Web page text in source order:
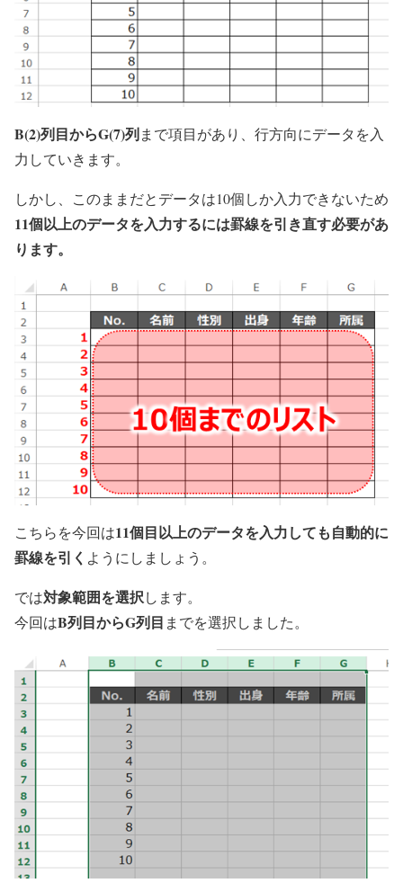
B(2)列目からG(7)列まで項目があり、行方向にデータを入
力していきます。
しかし、このままだとデータは10個しか入力できないため
11個以上のデータを入力するには罫線を引き直す必要があ
ります。
こちらを今回は11個目以上のデータを入力しても自動的に
罫線を引く ようにしましょう。
では対象範囲を選択します。
今回はB列目からG列目 までを選択しました。